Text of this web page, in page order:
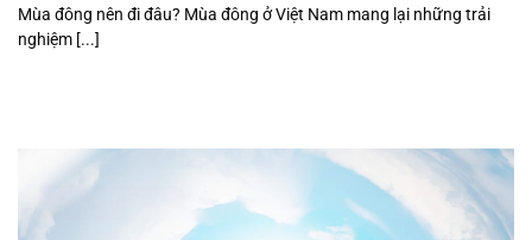
Mùa đông nên đi đâu? Mùa đông ở Việt Nam mang lại những trải
nghiệm [...]